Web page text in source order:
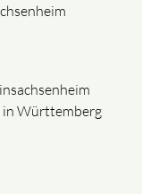
in Württemberg